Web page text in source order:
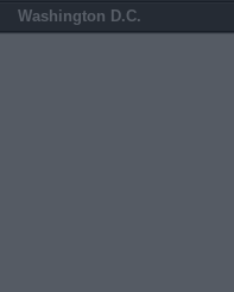
Washington D.C.